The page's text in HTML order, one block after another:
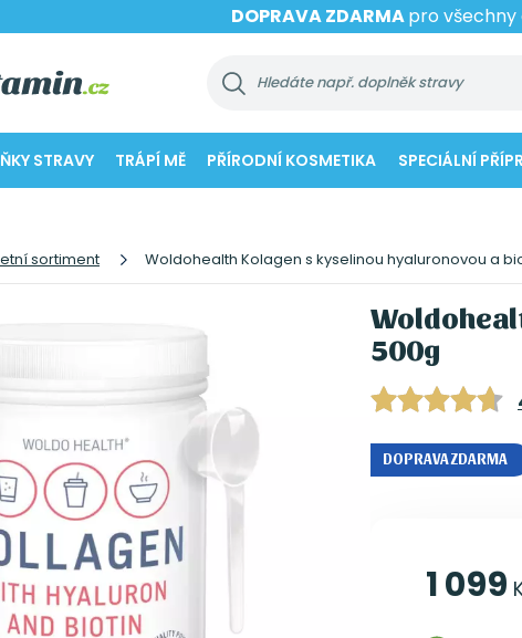
DOPRAVA ZDARMApro všechny
STRAVY TRÁPÍ MĚ PŘÍRODNÍ KOSMETIKA SPECIÁLNÍ
sortiment Woldohealth Kolagen s kyselinou hyaluronovou a
500g
DOPRAVA ZDARMA
1 099